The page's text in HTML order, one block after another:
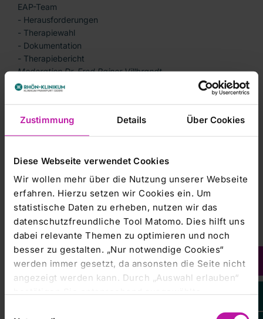
Zustimmung Details Über Cookies
Diese Webseite verwendet Cookies
Wir wollen mehr über die Nutzung unserer Webseite
erfahren. Hierzu setzen wir Cookies ein. Um
statistische Daten zu erheben, nutzen wir das
datenschutzfreundliche Tool Matomo. Dies hilft uns
dabei relevante Themen zu optimieren und noch
besser zu gestalten. „Nur notwendige Cookies“
werden immer gesetzt, da ansonsten die Seite nicht
angezeigt werden kann. Durch „Auswahl erlauben“
EAP-Team
- Herausforderungen
- Therapiewahl
- Dokumentation
- Therapiebericht
Moderation Dr. Fred Rainer Villbrandt
anschließendem Imbiss
Dr. David Koppe
ZUR VERANSTALTUNG ANMELDEN
- D-ARZTFORTBILDUNG REHA-
MEDIZIN/REHA-MANAGEMENT
REFERIERENDE
Marcel Goldstein, Fa. CUREosity, Düsseldorf